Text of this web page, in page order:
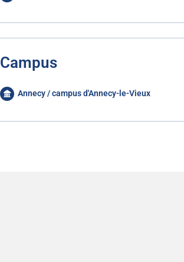
Campus
Annecy / campus d'Annecy-le-Vieux